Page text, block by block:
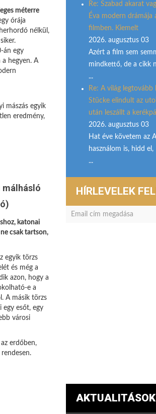
méterre
órája
nélkül,
án egy
hegyen. A
mászás egyik
eredmény,
málhásló
katonai
csak tartson,
egyik törzs
és még a
azon, hogy a
e a
A másik törzs
egy esőt, egy
városi
erdőben,
Re: Szabad akarat
Éva modern drámája
filmben. Kiemelt
2026. augusztus 03
Azért a film sem
mindkettő, de a cikk
...
Re: A világ
Stücke elindult az
után leszállt a
2026. augusztus 03
Hat éve követem az
használom is, hidd el,
...
HÍRLEVELEK
AKTUALITÁSOK